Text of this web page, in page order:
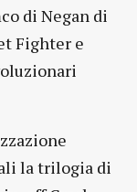
di Negan di
Fighter e
la trilogia di